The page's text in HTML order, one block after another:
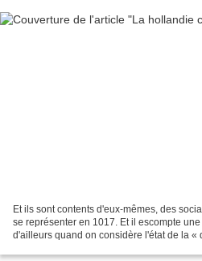
Et ils sont contents d'eux-mêmes, des
se représenter en 1017. Et il escompte
d'ailleurs quand on considère l'état de la «